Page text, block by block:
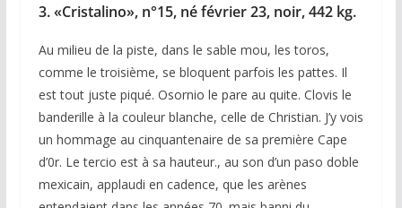
3. «Cristalino», n°15, né février 23, noir, 442 kg.
Au milieu de la piste, dans le sable mou, les toros,
comme le troisième, se bloquent parfois les pattes. Il
est tout juste piqué. Osornio le pare au quite. Clovis le
banderille à la couleur blanche, celle de Christian. J’y vois
un hommage au cinquantenaire de sa première Cape
d’0r. Le tercio est à sa hauteur., au son d’un paso doble
mexicain, applaudi en cadence, que les arènes